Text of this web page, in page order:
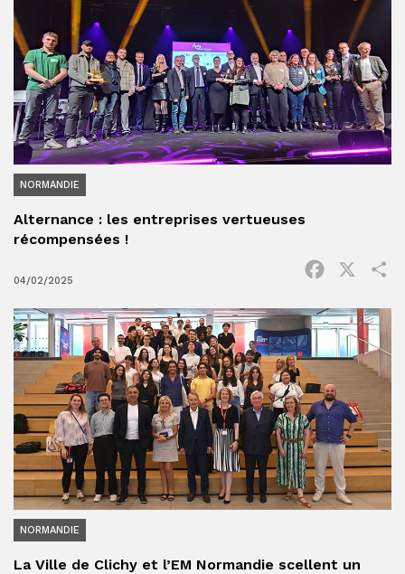
NORMANDIE
Alternance : les entreprises vertueuses
récompensées !
04/02/2025
Facebook
NORMANDIE
La Ville de Clichy et l’EM Normandie scellent un